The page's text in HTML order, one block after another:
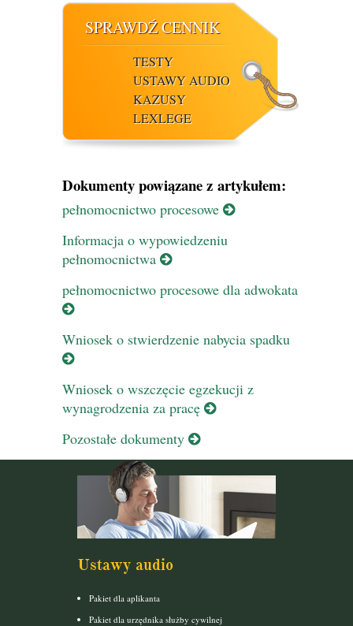
SPRAWDŹ CENNIK
TESTY
USTAWY AUDIO
KAZUSY
LEXLEGE
Dokumenty powiązane z artykułem:
pełnomocnictwo procesowe
Informacja o wypowiedzeniu
pełnomocnictwa
pełnomocnictwo procesowe dla adwokata
Wniosek o stwierdzenie nabycia spadku
Wniosek o wszczęcie egzekucji z
wynagrodzenia za pracę
Pozostałe dokumenty
Ustawy audio
Pakiet dla aplikanta
Pakiet dla urzędnika służby cywilnej